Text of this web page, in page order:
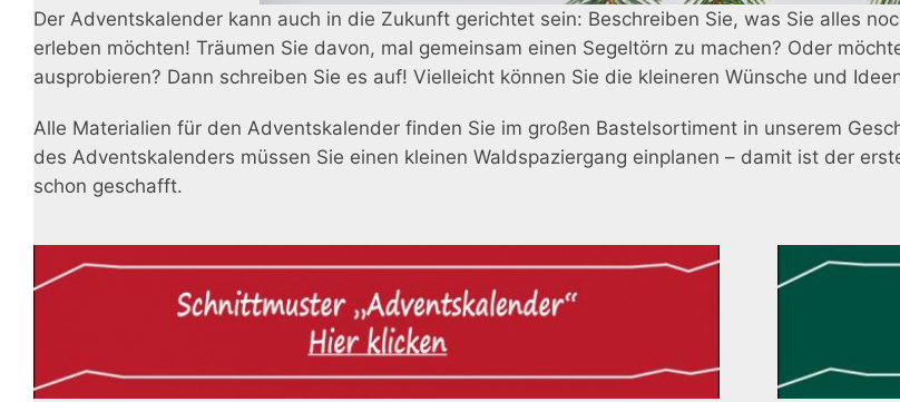
Der Adventskalender kann auch in die Zukunft gerichtet sein: Beschreiben Sie, was Sie alles
erleben möchten! Träumen Sie davon, mal gemeinsam einen Segeltörn zu machen? Oder
ausprobieren? Dann schreiben Sie es auf! Vielleicht können Sie die kleineren Wünsche und
Alle Materialien für den Adventskalender finden Sie im großen Bastelsortiment in unserem
des Adventskalenders müssen Sie einen kleinen Waldspaziergang einplanen – damit ist der
schon geschafft.